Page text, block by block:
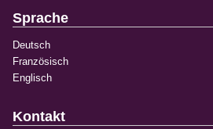
Sprache
Deutsch
Französisch
Englisch
Kontakt